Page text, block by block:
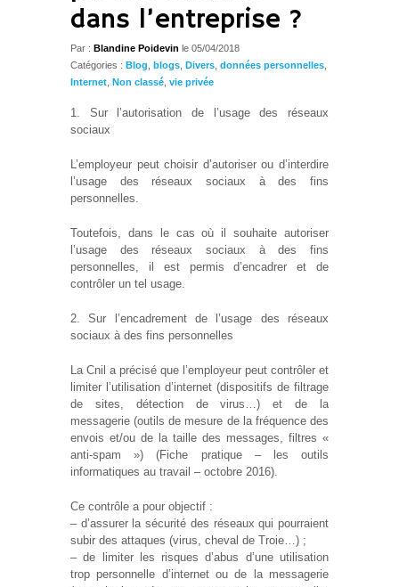
dans l’entreprise ?
Par : Blandine Poidevin le 05/04/2018
Catégories : Blog blogs Divers données personnelles
Internet Non classé vie privée
1. Sur l’autorisation de l’usage des réseaux
sociaux
L’employeur peut choisir d’autoriser ou d’interdire
l’usage des réseaux sociaux à des fins
personnelles.
Toutefois, dans le cas où il souhaite autoriser
l’usage des réseaux sociaux à des fins
personnelles, il est permis d’encadrer et de
contrôler un tel usage.
2. Sur l’encadrement de l’usage des réseaux
sociaux à des fins personnelles
La Cnil a précisé que l’employeur peut contrôler et
limiter l’utilisation d’internet (dispositifs de filtrage
de sites, détection de virus…) et de la
messagerie (outils de mesure de la fréquence des
envois et/ou de la taille des messages, filtres «
anti-spam ») (Fiche pratique – les outils
informatiques au travail – octobre 2016).
Ce contrôle a pour objectif :
– d’assurer la sécurité des réseaux qui pourraient
subir des attaques (virus, cheval de Troie…) ;
– de limiter les risques d’abus d’une utilisation
trop personnelle d’internet ou de la messagerie